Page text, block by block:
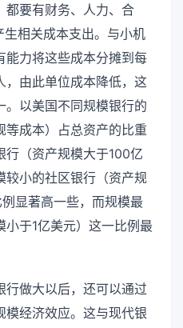
都要有财务、人力、合
相关成本支出。与小机
能力将这些成本分摊到每
，由此单位成本降低，这
。以美国不同规模银行的
等成本）占总资产的比重
行（资产规模大于100亿
较小的社区银行（资产规
显著高一些，而规模最
于1亿美元）这一比例最
行做大以后，还可以通过
模经济效应。这与现代银